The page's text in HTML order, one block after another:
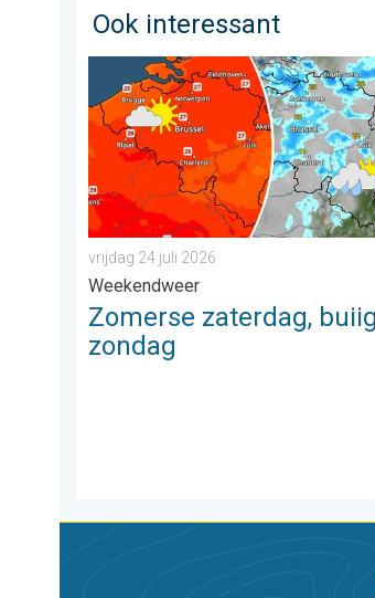
Ook interessant
Zomerse zaterdag, buiige zondag.
vrijdag 24 juli 2026
Weekendweer
Zomerse zaterdag,
zondag